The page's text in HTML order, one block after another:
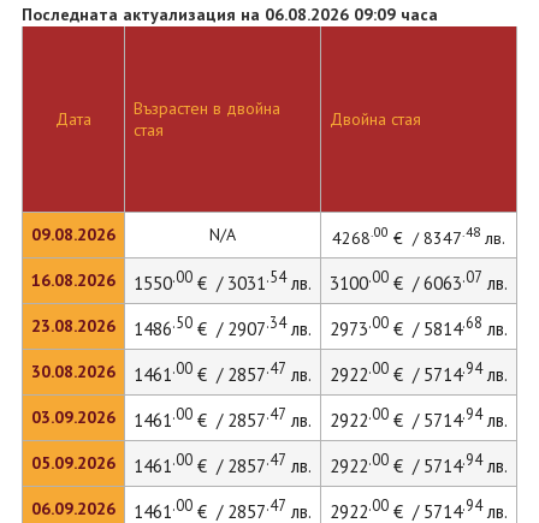
Последната актуализация на 06.08.2026 09:09 часа
Дата
09.08.2026
16.08.2026
23.08.2026
30.08.2026
03.09.2026
05.09.2026
06.09.2026
Възрастен в двойна
стая
Двойна стая
N/A 4268.00 € / 8347.48лв.
1550.00€ / 3031.54лв. 3100.00€ / 6063.07 лв.
1486.50€ / 2907.34лв. 2973.00€ / 5814.68 лв.
1461.00€ / 2857.47 лв. 2922.00€ / 5714.94лв.
1461.00€ / 2857.47 лв. 2922.00€ / 5714.94лв.
1461.00€ / 2857.47 лв. 2922.00€ / 5714.94лв.
1461.00€ / 2857.47 лв. 2922.00€ / 5714.94лв.